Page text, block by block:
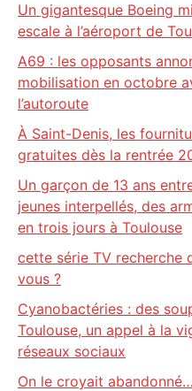
Un gigantesque Boeing
escale à l’aéroport de
A69 : les opposants
mobilisation en octobre
l’autoroute
À Saint-Denis, les
gratuites dès la rentrée
Un garçon de 13 ans
jeunes interpellés, des
en trois jours à Toulouse
cette série TV recherche
vous ?
Cyanobactéries : des
Toulouse, un appel à la
réseaux sociaux
On le croyait